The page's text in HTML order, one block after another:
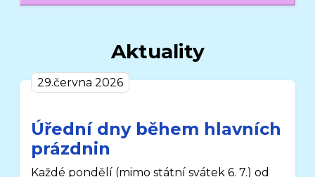
Aktuality
29.června 2026
Úřední dny během hlavních
prázdnin
Každé pondělí (mimo státní svátek 6. 7.)od